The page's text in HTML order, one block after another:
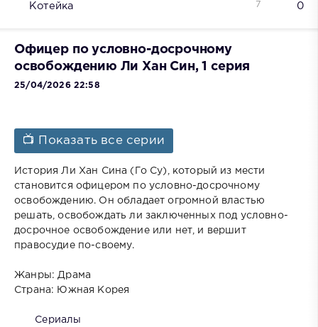
Котейка 0
7
Офицер по условно-досрочному
освобождению Ли Хан Син, 1 серия
25/04/2026 22:58
📺 Показать все серии
История Ли Хан Сина (Го Су), который из мести
становится офицером по условно-досрочному
освобождению. Он обладает огромной властью
решать, освобождать ли заключенных под условно-
досрочное освобождение или нет, и вершит
правосудие по-своему.
Жанры: Драма
Страна: Южная Корея
Сериалы